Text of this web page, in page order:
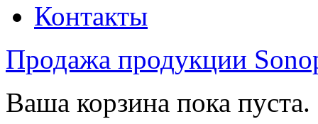
Контакты
Продажа продукции
Ваша корзина пока пуста.